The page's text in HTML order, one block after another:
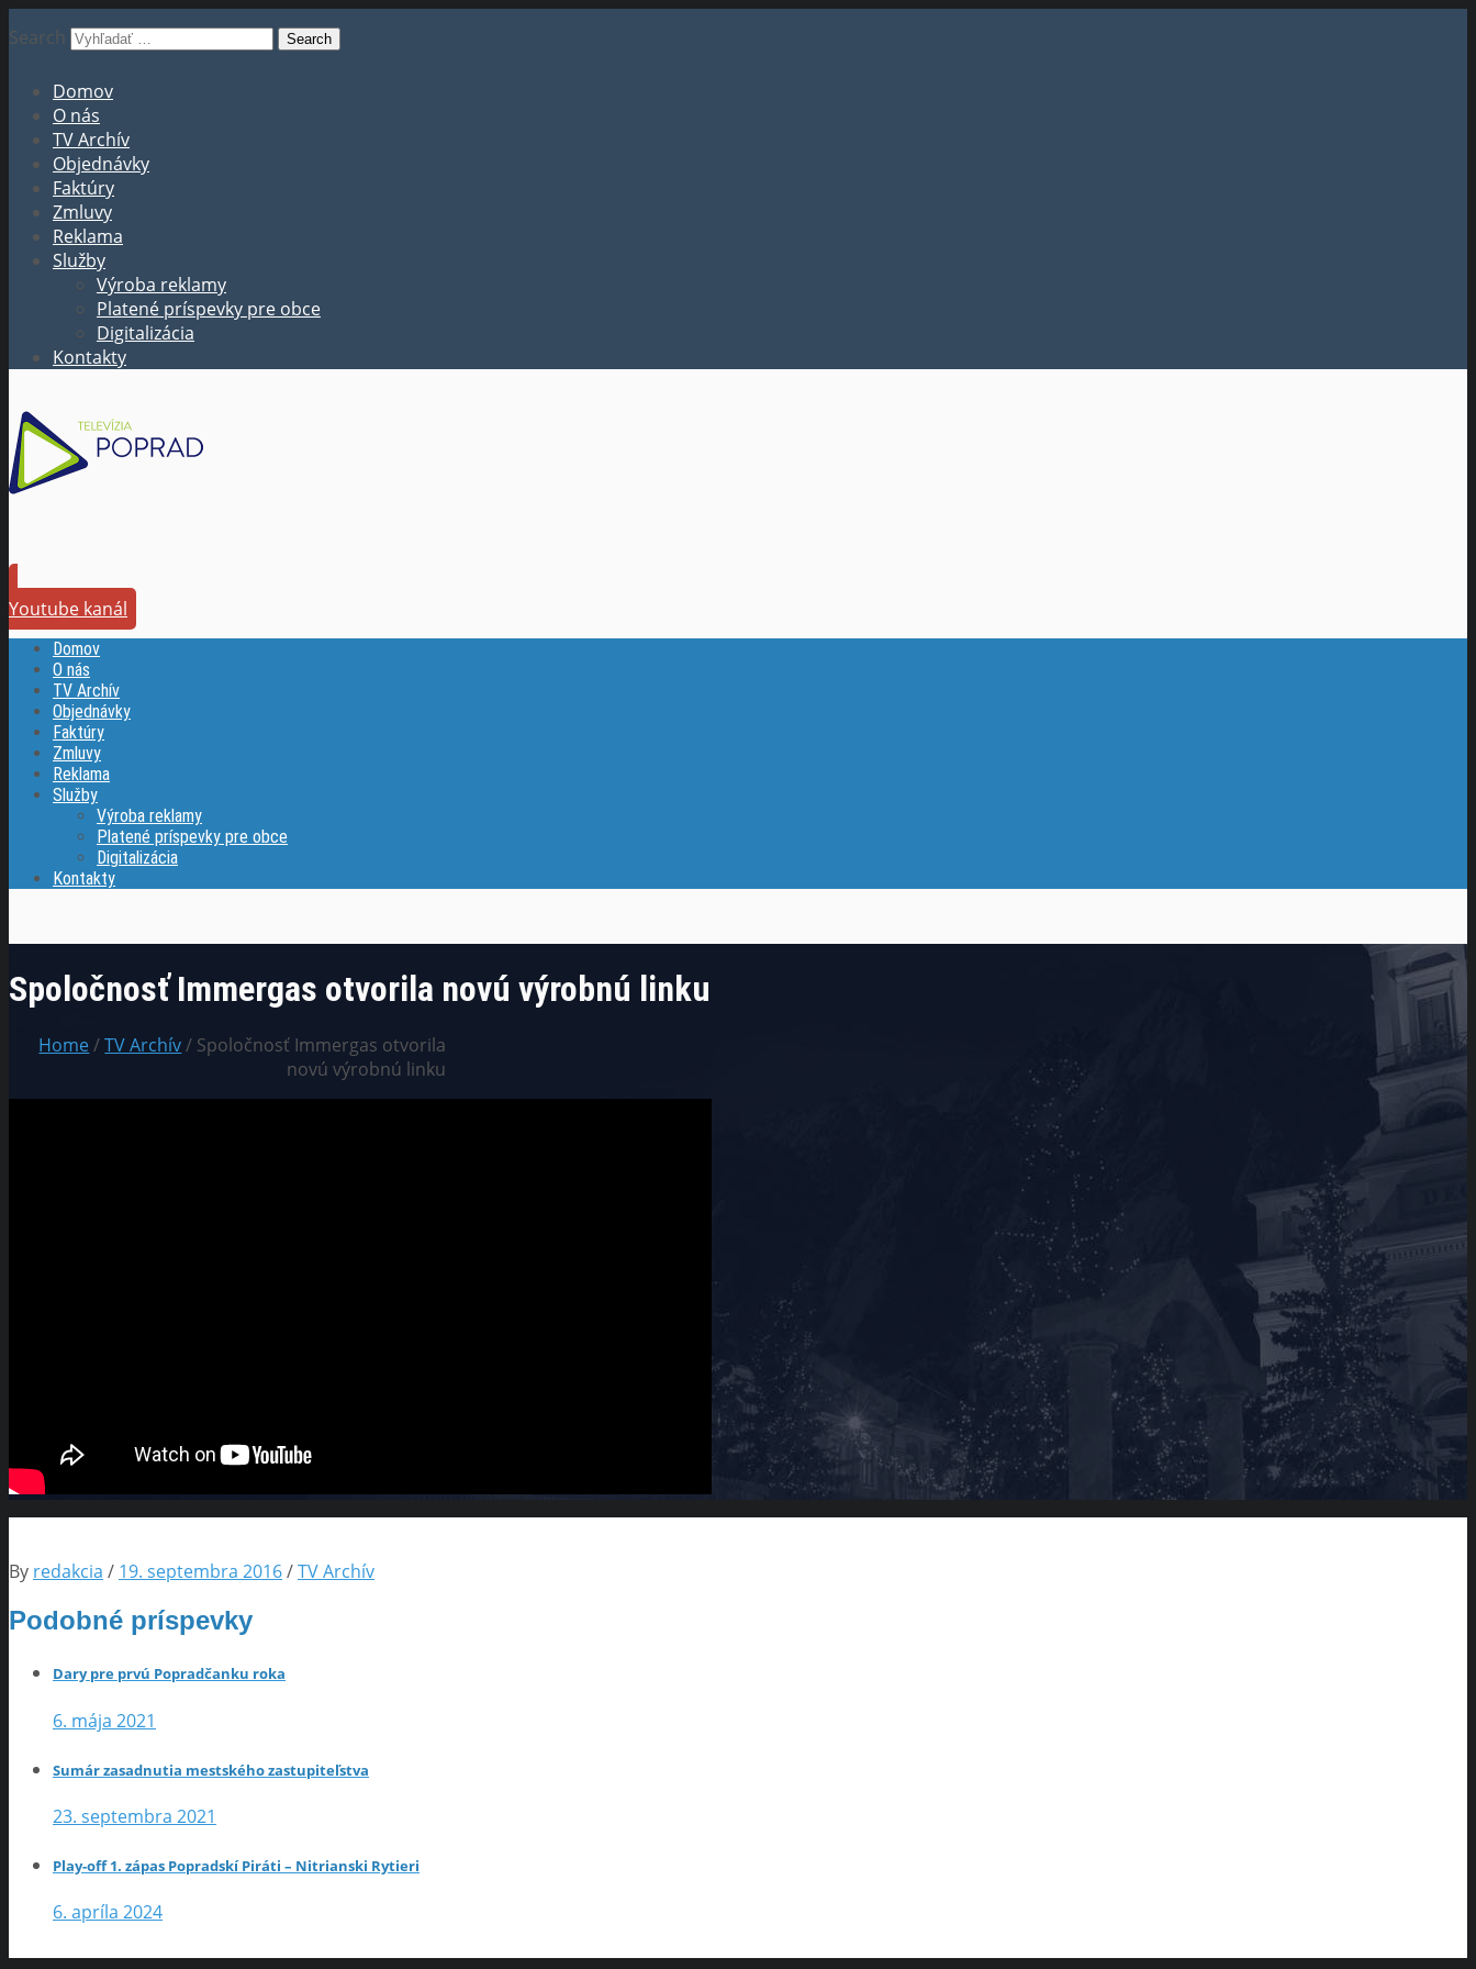
Search
Domov
O nás
TV Archív
Objednávky
Faktúry
Zmluvy
Reklama
Služby
Výroba reklamy
Platené príspevky pre obce
Digitalizácia
Kontakty
Youtube kanál
Domov
O nás
TV Archív
Objednávky
Faktúry
Zmluvy
Reklama
Služby
Výroba reklamy
Platené príspevky pre obce
Digitalizácia
Kontakty
Spoločnosť Immergas otvorila novú výrobnú linku
Home/TV Archív/ Spoločnosť Immergas otvorila
novú výrobnú linku
By redakcia / 19. septembra 2016/TV Archív
Podobné príspevky
Dary pre prvú Popradčanku roka
6. mája 2021
Sumár zasadnutia mestského zastupiteľstva
23. septembra 2021
Play-off 1. zápas Popradskí Piráti – Nitrianski Rytieri
6. apríla 2024